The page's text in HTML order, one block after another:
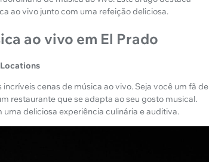
ao vivo junto com uma refeição deliciosa.
ao vivo em El Prado
cenas de música ao vivo. Seja você um fã de
restaurante que se adapta ao seu gosto musical.
deliciosa experiência culinária e auditiva.